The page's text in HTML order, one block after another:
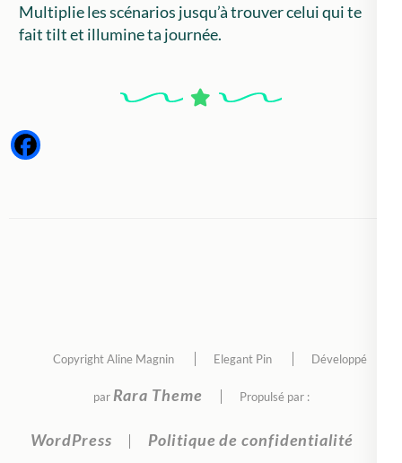
Multiplie les scénarios jusqu’à trouver celui qui te
fait tilt et illumine ta journée.
Copyright Aline Magnin Elegant Pin Développé
par Rara Theme Propulsé par :
WordPress Politique de confidentialité